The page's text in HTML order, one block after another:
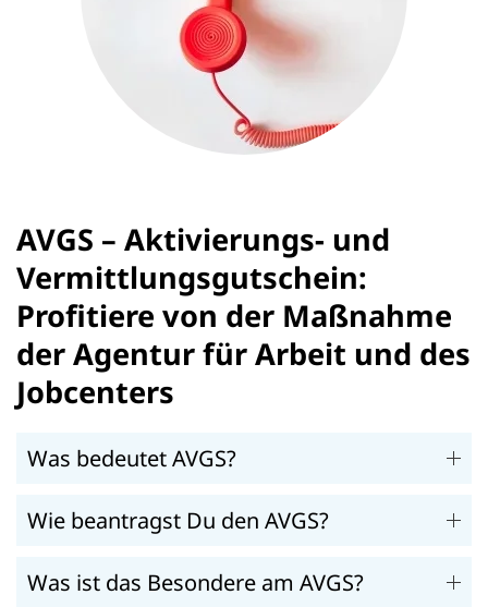
AVGS – Aktivierungs- und
Vermittlungsgutschein:
Profitiere von der Maßnahme
der Agentur für Arbeit und des
Jobcenters
Was bedeutet AVGS?
Wie beantragst Du den AVGS?
Was ist das Besondere am AVGS?